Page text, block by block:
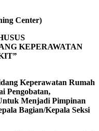
Center)
KEPERAWATAN
Keperawatan Rumah
Pengobatan,
Menjadi Pimpinan
Bagian/Kepala Seksi